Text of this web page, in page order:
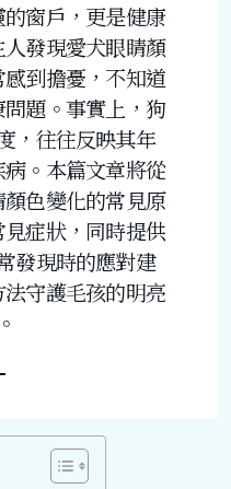
窗戶，更是健康
發現愛犬眼睛顏
到擔憂，不知道
題。事實上，狗
，往往反映其年
。本篇文章將從
色變化的常見原
症狀，同時提供
發現時的應對建
守護毛孩的明亮